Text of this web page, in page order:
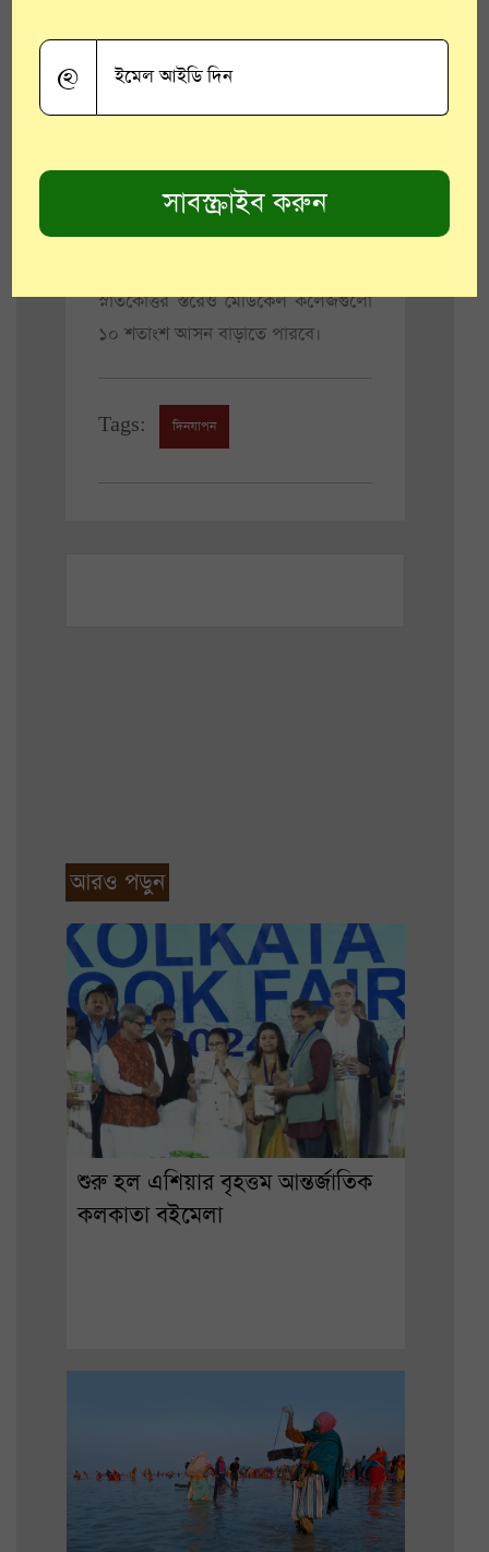
(এমসিআই)-এর নির্দেশ অনুযায়ী
পশ্চিমবঙ্গ সহ গোটা দেশে আসন
বাড়ানোর বিষয়টি শর্তসাপেক্ষ থাকবে।
এমসিআই-এর তরফ থেকে আজকের
মধ্যে প্রত্যেক রাজ্যকে এই নিয়ে প্রস্তাব
পাঠাতে বলা হয়েছে। এর পাশাপাশি,
স্নাতকোত্তর স্তরেও মেডিকেল কলেজগুলো
১০ শতাংশ আসন বাড়াতে পারবে।
Tags: দিনযাপন
আরও পড়ুন
শুরু হল এশিয়ার বৃহত্তম আন্তর্জাতিক
কলকাতা বইমেলা
@